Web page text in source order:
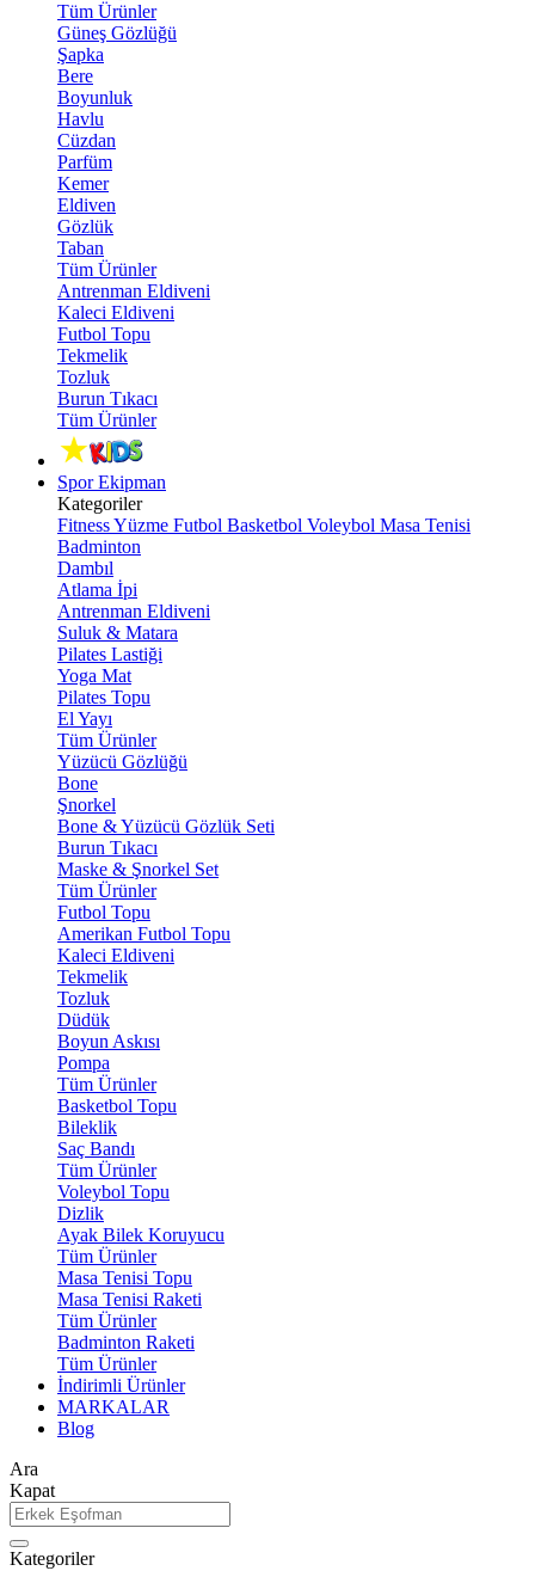
Tüm Ürünler
Güneş Gözlüğü
Şapka
Bere
Boyunluk
Havlu
Cüzdan
Parfüm
Kemer
Eldiven
Gözlük
Taban
Tüm Ürünler
Antrenman Eldiveni
Kaleci Eldiveni
Futbol Topu
Tekmelik
Tozluk
Burun Tıkacı
Tüm Ürünler
Spor Ekipman
Kategoriler
FitnessYüzme Futbol Basketbol Voleybol Masa Tenisi
Badminton
Dambıl
Atlama İpi
Antrenman Eldiveni
Suluk & Matara
Pilates Lastiği
Yoga Mat
Pilates Topu
El Yayı
Tüm Ürünler
Yüzücü Gözlüğü
Bone
Şnorkel
Bone & Yüzücü Gözlük Seti
Burun Tıkacı
Maske & Şnorkel Set
Tüm Ürünler
Futbol Topu
Amerikan Futbol Topu
Kaleci Eldiveni
Tekmelik
Tozluk
Düdük
Boyun Askısı
Pompa
Tüm Ürünler
Basketbol Topu
Bileklik
Saç Bandı
Tüm Ürünler
Voleybol Topu
Dizlik
Ayak Bilek Koruyucu
Tüm Ürünler
Masa Tenisi Topu
Masa Tenisi Raketi
Tüm Ürünler
Badminton Raketi
Tüm Ürünler
İndirimli Ürünler
MARKALAR
Blog
Ara
Kapat
Kategoriler